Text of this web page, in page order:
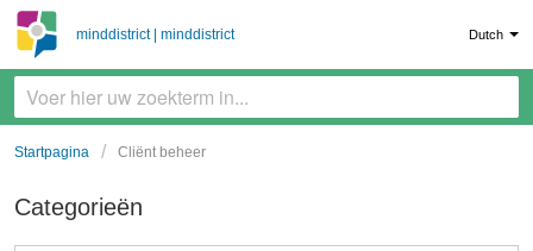
minddistrict | minddistrict Dutch
Startpagina Cliënt beheer
Categorieën